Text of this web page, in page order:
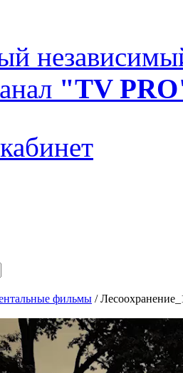
"TV
фильмы /